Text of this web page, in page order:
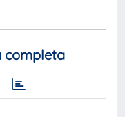
completa